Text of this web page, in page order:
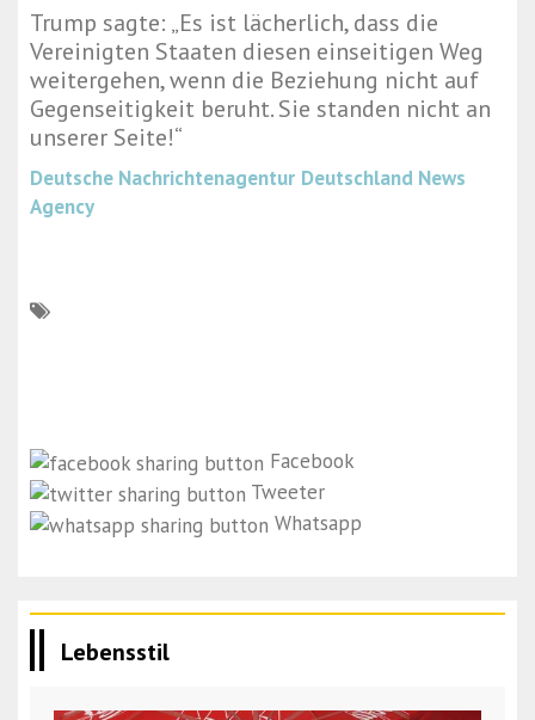
Trump sagte: „Es ist lächerlich, dass die
Vereinigten Staaten diesen einseitigen Weg
weitergehen, wenn die Beziehung nicht auf
Gegenseitigkeit beruht. Sie standen nicht an
unserer Seite!“
Deutsche Nachrichtenagentur Deutschland News
Agency
Facebook
Tweeter
Whatsapp
Lebensstil